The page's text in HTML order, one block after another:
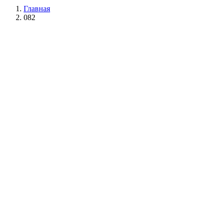
Главная
082